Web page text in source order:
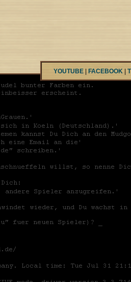
YOUTUBE FACEBOOK